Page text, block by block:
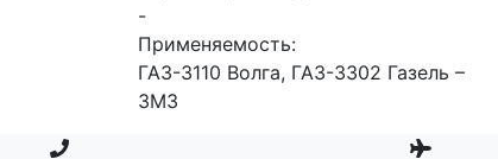
-
Применяемость:
ГАЗ-3110 Волга, ГАЗ-3302 Газель –
ЗМЗ